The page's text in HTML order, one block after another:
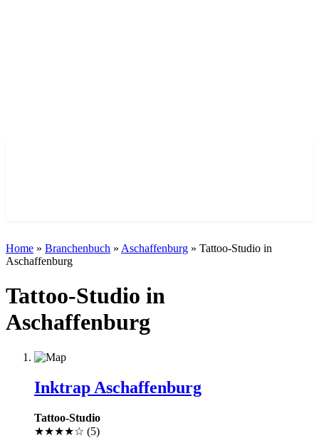
Home » Branchenbuch » Aschaffenburg » Tattoo-Studio in
Aschaffenburg
Tattoo-Studio in
Aschaffenburg
Inktrap Aschaffenburg
Tattoo-Studio
★★★★☆ (5)